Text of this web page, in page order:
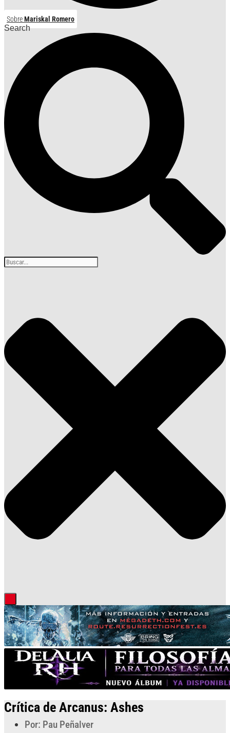
SobreMariskal Romero
Search
Crítica de Arcanus: Ashes
Por: Pau Peñalver